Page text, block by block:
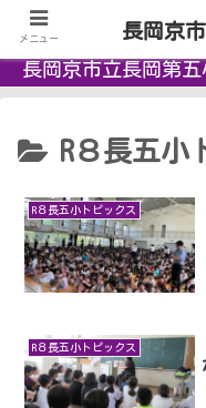
長岡京市立長岡第五
R８長五小
R８長五小トピックス
R８長五小トピックス
メニュー 長岡京